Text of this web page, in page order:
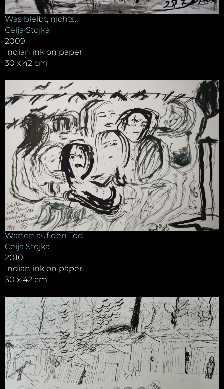
Was bleibt, nichts.
Ceija Stojka
2009
Indian ink on paper
30 x 42 cm
Warten auf den Tod
Ceija Stojka
2010
Indian ink on paper
30 x 42 cm